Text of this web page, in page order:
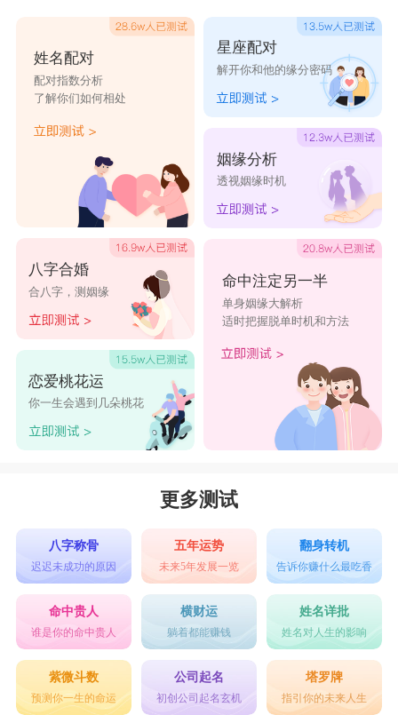
姓名配对
配对指数分析
了解你们如何相处
八字合婚
合八字，测姻缘
恋爱桃花运
你一生会遇到几朵桃花
星座配对
解开你和他的缘分密码
姻缘分析
透视姻缘时机
命中注定另一半
单身姻缘大解析
适时把握脱单时机和方法
更多测试
八字称骨
迟迟未成功的原因
五年运势
未来5年发展一览
翻身转机
告诉你赚什么最吃香
命中贵人
谁是你的命中贵人
横财运
躺着都能赚钱
姓名详批
姓名对人生的影响
紫微斗数
预测你一生的命运
公司起名
初创公司起名玄机
塔罗牌
指引你的未来人生